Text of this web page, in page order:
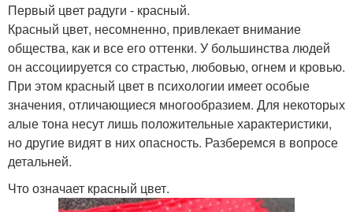
Первый цвет радуги - красный.
Красный цвет, несомненно, привлекает внимание
общества, как и все его оттенки. У большинства людей
он ассоциируется со страстью, любовью, огнем и кровью.
При этом красный цвет в психологии имеет особые
значения, отличающиеся многообразием. Для некоторых
алые тона несут лишь положительные характеристики,
но другие видят в них опасность. Разберемся в вопросе
детальней.
Что означает красный цвет.